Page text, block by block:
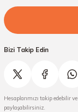
Bizi Takip Edin
Hesaplarımızı takip edebilir ve
paylaşabilirsiniz.